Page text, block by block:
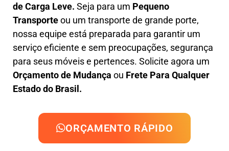
de Carga Leve. Seja para um Pequeno
Transporteou um transporte de grande porte,
nossa equipe está preparada para garantir um
serviço eficiente e sem preocupações, segurança
para seus móveis e pertences. Solicite agora um
Orçamento de Mudança ou Frete Para Qualquer
Estado do Brasil.
ORÇAMENTO RÁPIDO